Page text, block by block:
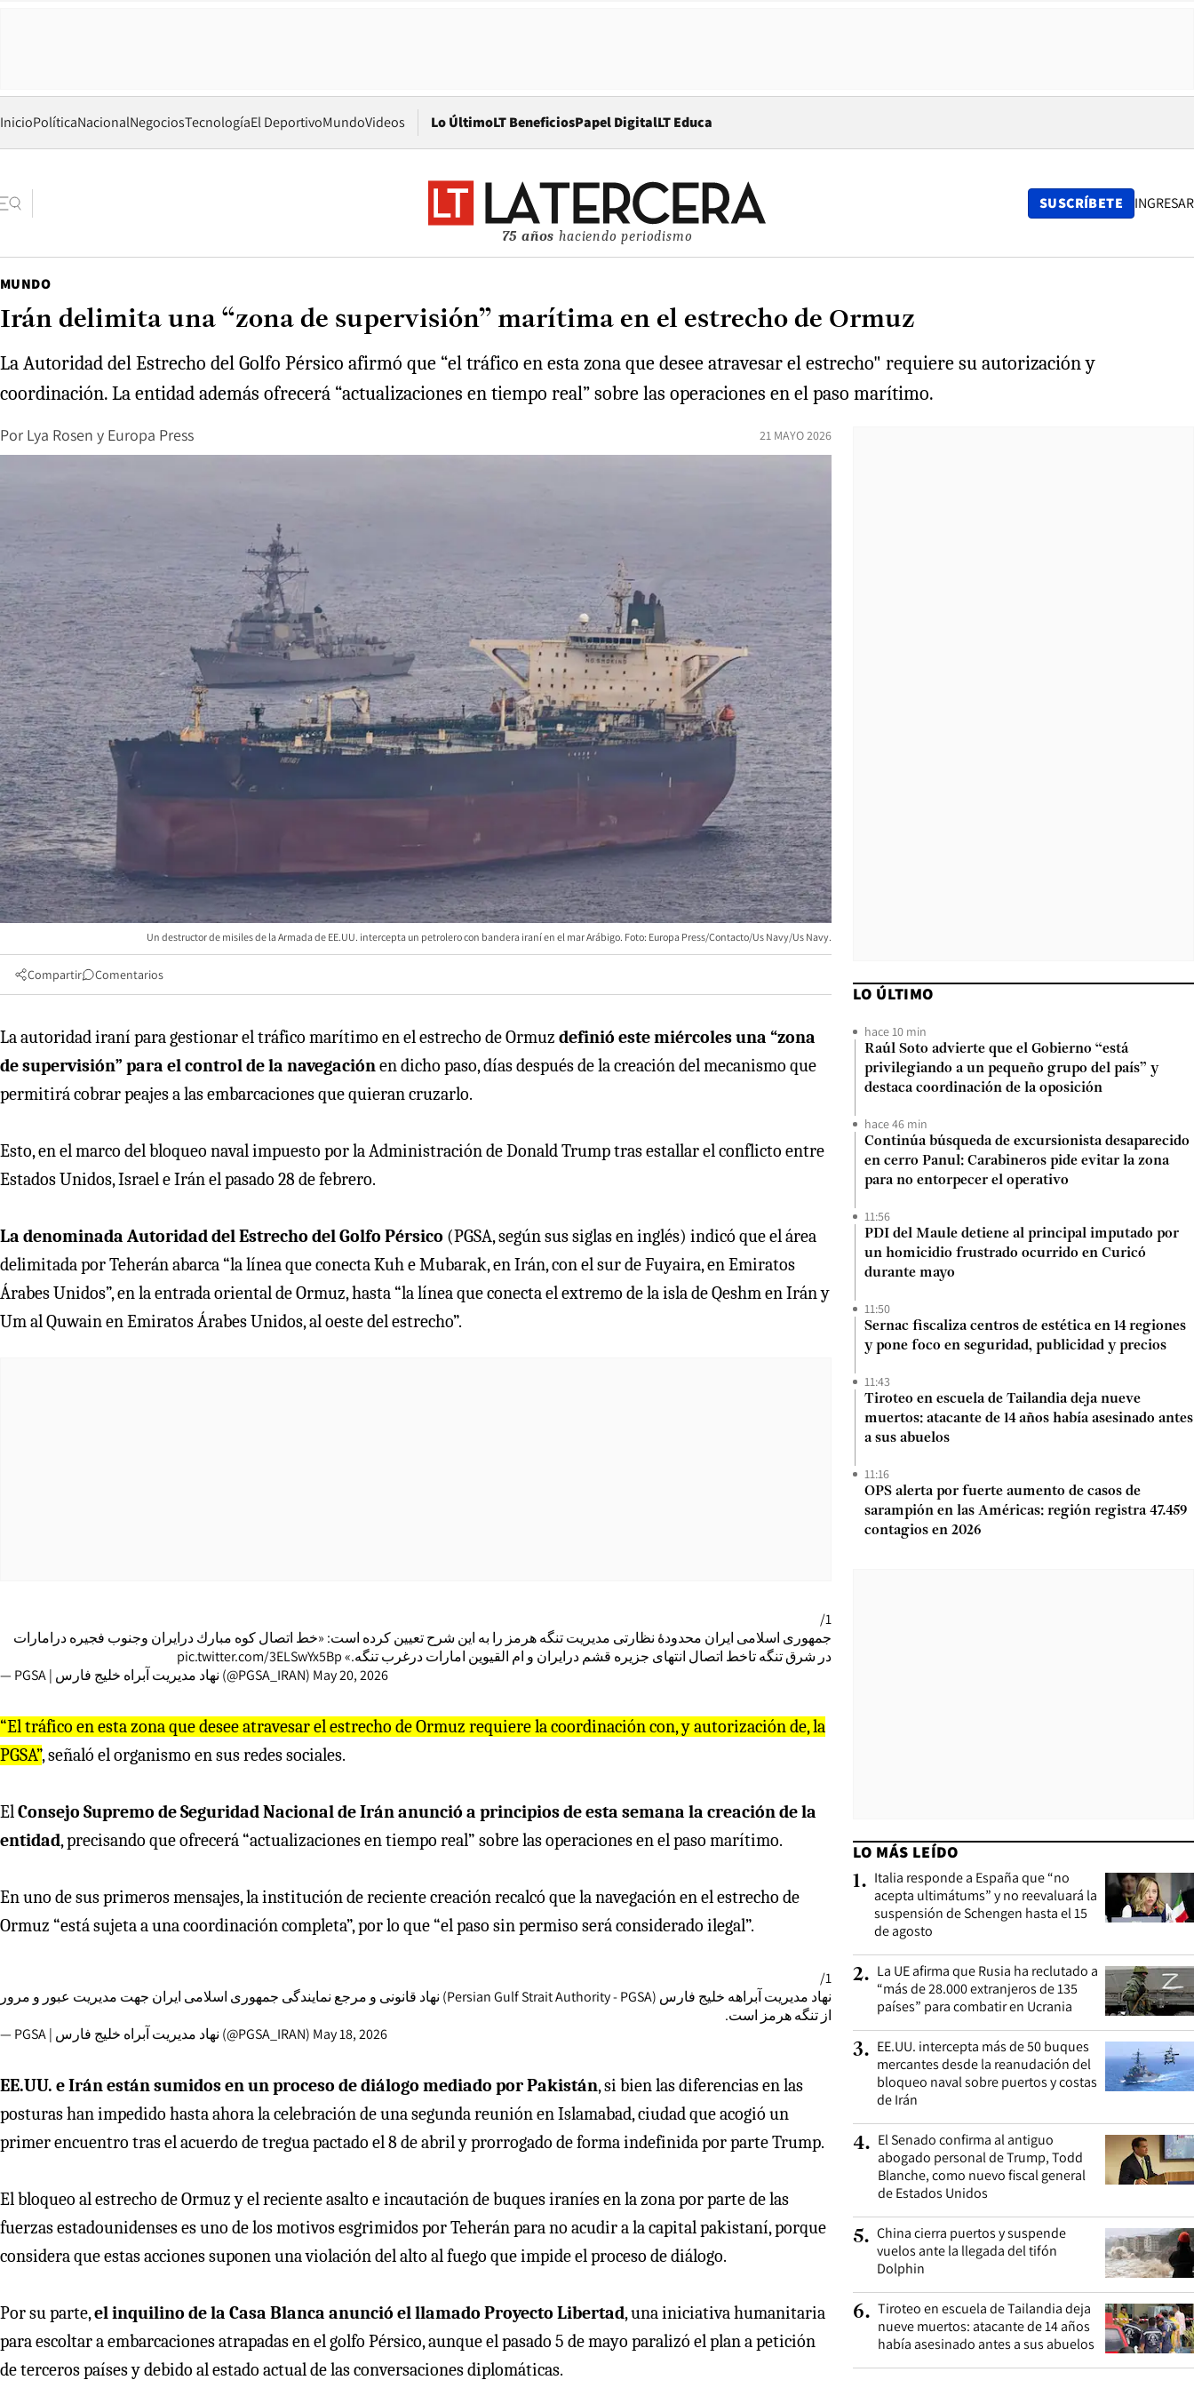
InicioPolíticaNacionalNegociosTecnologíaEl DeportivoMundoVideos Lo ÚltimoLT BeneficiosPapel DigitalOpens in new window
LT Educa
75 años haciendo periodismo
SUSCRÍBETE INGRESAR
MUNDO
Irán delimita una “zona de supervisión” marítima en el estrecho de Ormuz
La Autoridad del Estrecho del Golfo Pérsico afirmó que “el tráfico en esta zona que desee atravesar el estrecho" requiere su autorización y
coordinación. La entidad además ofrecerá “actualizaciones en tiempo real” sobre las operaciones en el paso marítimo.
Por Lya Rosen y Europa Press 21 MAYO 2026
Un destructor de misiles de la Armada de EE.UU. intercepta un petrolero con bandera iraní en el mar Arábigo. Foto: Europa Press/Contacto/Us Navy/Us Navy.
Compartir Comentarios
La autoridad iraní para gestionar el tráfico marítimo en el estrecho de Ormuz definió este miércoles una “zona
de supervisión” para el control de la navegaciónen dicho paso, días después de la creación del mecanismo que
permitirá cobrar peajes a las embarcaciones que quieran cruzarlo.
Esto, en el marco del bloqueo naval impuesto por la Administración de Donald Trump tras estallar el conflicto entre
Estados Unidos, Israel e Irán el pasado 28 de febrero.
La denominada Autoridad del Estrecho del Golfo Pérsico (PGSA, según sus siglas en inglés) indicó que el área
delimitada por Teherán abarca “la línea que conecta Kuh e Mubarak, en Irán, con el sur de Fuyaira, en Emiratos
Árabes Unidos”, en la entrada oriental de Ormuz, hasta “la línea que conecta el extremo de la isla de Qeshm en Irán y
Um al Quwain en Emiratos Árabes Unidos, al oeste del estrecho”.
1/
جمهورى اسلامى ايران محدودهٔ نظارتى مديریت تنگه هرمز را به این شرح تعيین کرده است: «خط اتصال كوه مبارك درايران وجنوب فجيره درامارات
در شرق تنگه تاخط اتصال انتهاى جزيره قشم درايران و ام القيوین امارات درغرب تنگه.»pic.twitter.com/3ELSwYx5Bp
— PGSA | نهاد مدیریت آبراه خلیج فارس (@PGSA_IRAN) May 20, 2026
“El tráfico en esta zona que desee atravesar el estrecho de Ormuz requiere la coordinación con, y autorización de, la
PGSA”, señaló el organismo en sus redes sociales.
ElConsejo Supremo de Seguridad Nacional de Irán anunció a principios de esta semana la creación de la
entidad, precisando que ofrecerá “actualizaciones en tiempo real” sobre las operaciones en el paso marítimo.
En uno de sus primeros mensajes, la institución de reciente creación recalcó que la navegación en el estrecho de
Ormuz “está sujeta a una coordinación completa”, por lo que “el paso sin permiso será considerado ilegal”.
1/
نهاد مدیریت آبراهه خلیج فارس (Persian Gulf Strait Authority - PGSA) نهاد قانونی و مرجع نمایندگی جمهوری اسلامی ایران جهت مدیریت عبور و مرور
از تنگه هرمز است.
— PGSA | نهاد مدیریت آبراه خلیج فارس (@PGSA_IRAN) May 18, 2026
EE.UU. e Irán están sumidos en un proceso de diálogo mediado por Pakistán, si bien las diferencias en las
posturas han impedido hasta ahora la celebración de una segunda reunión en Islamabad, ciudad que acogió un
primer encuentro tras el acuerdo de tregua pactado el 8 de abril y prorrogado de forma indefinida por parte Trump.
El bloqueo al estrecho de Ormuz y el reciente asalto e incautación de buques iraníes en la zona por parte de las
fuerzas estadounidenses es uno de los motivos esgrimidos por Teherán para no acudir a la capital pakistaní, porque
considera que estas acciones suponen una violación del alto al fuego que impide el proceso de diálogo.
Por su parte,el inquilino de la Casa Blanca anunció el llamado Proyecto Libertad, una iniciativa humanitaria
para escoltar a embarcaciones atrapadas en el golfo Pérsico, aunque el pasado 5 de mayo paralizó el plan a petición
de terceros países y debido al estado actual de las conversaciones diplomáticas.
LO ÚLTIMO
hace 10 min
Raúl Soto advierte que el Gobierno “está
privilegiando a un pequeño grupo del país” y
destaca coordinación de la oposición
hace 46 min
Continúa búsqueda de excursionista desaparecido
en cerro Panul: Carabineros pide evitar la zona
para no entorpecer el operativo
11:56
PDI del Maule detiene al principal imputado por
un homicidio frustrado ocurrido en Curicó
durante mayo
11:50
Sernac fiscaliza centros de estética en 14 regiones
y pone foco en seguridad, publicidad y precios
11:43
Tiroteo en escuela de Tailandia deja nueve
muertos: atacante de 14 años había asesinado antes
a sus abuelos
11:16
OPS alerta por fuerte aumento de casos de
sarampión en las Américas: región registra 47.459
contagios en 2026
LO MÁS LEÍDO
1. Italia responde a España que “no
acepta ultimátums” y no reevaluará la
suspensión de Schengen hasta el 15
de agosto
2. La UE afirma que Rusia ha reclutado a
“más de 28.000 extranjeros de 135
países” para combatir en Ucrania
3. EE.UU. intercepta más de 50 buques
mercantes desde la reanudación del
bloqueo naval sobre puertos y costas
de Irán
4. El Senado confirma al antiguo
abogado personal de Trump, Todd
Blanche, como nuevo fiscal general
de Estados Unidos
5. China cierra puertos y suspende
vuelos ante la llegada del tifón
Dolphin
6. Tiroteo en escuela de Tailandia deja
nueve muertos: atacante de 14 años
había asesinado antes a sus abuelos